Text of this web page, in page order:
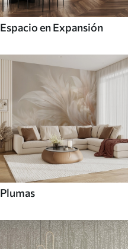
Espacio en Expansión
Plumas